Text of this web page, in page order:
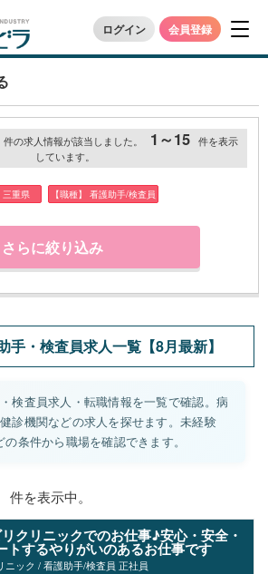
ログイン 会員登録
件の求人情報が該当しました。 1～15 件を表示
しています。
三重県 【職種】 看護助手/検査員
さらに絞り込み
手・検査員求人一覧【8月最新】
検査員求人・転職情報を一覧で確認。病
診機関などの求人を探せます。未経験
条件から職場を確認できます。
件を表示中。
クリニックでのお仕事♪安心・安全・
トするやりがいのあるお仕事です
ック / 看護助手/検査員 正社員